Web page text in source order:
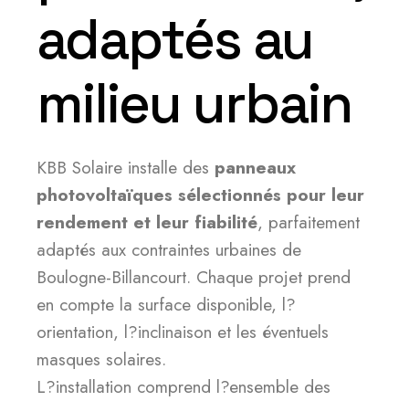
adaptés au
milieu urbain
KBB Solaire installe des panneaux
photovoltaïques sélectionnés pour leur
rendement et leur fiabilité, parfaitement
adaptés aux contraintes urbaines de
Boulogne-Billancourt. Chaque projet prend
en compte la surface disponible, l?
orientation, l?inclinaison et les éventuels
masques solaires.
L?installation comprend l?ensemble des